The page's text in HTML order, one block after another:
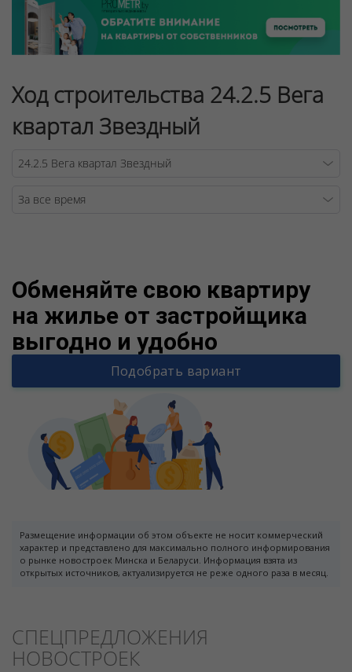
Ход строительства 24.2.5 Вега
квартал Звездный
Обменяйте свою квартиру
на жилье от застройщика
выгодно и удобно
Подобрать вариант
Размещение информации об этом объекте не носит коммерческий
характер и представлено для максимально полного информирования
о рынке новостроек Минска и Беларуси. Информация взята из
открытых источников, актуализируется не реже одного раза в месяц.
СПЕЦПРЕДЛОЖЕНИЯ
НОВОСТРОЕК